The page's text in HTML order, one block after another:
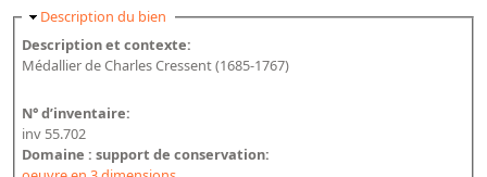
Dictionnaire des fonds spéciaux et des principales collections et
provenances
Recherche de fonds, collections et provenances
L'histoire de la BnF en objets
Masquer
Description du bien
Description et contexte:
Médallier de Charles Cressent (1685-1767)
N° d’inventaire:
inv 55.702
Domaine : support de conservation: